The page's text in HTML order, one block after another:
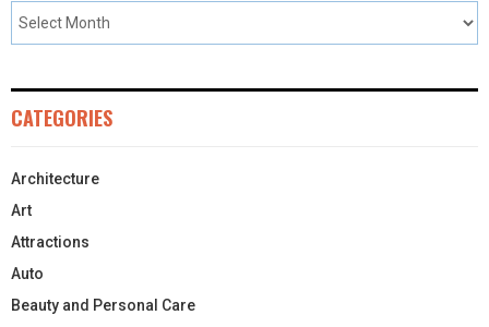
CATEGORIES
Architecture
Art
Attractions
Auto
Beauty and Personal Care